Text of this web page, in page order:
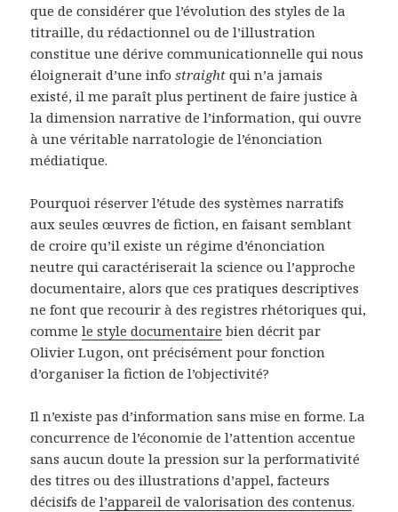
que de considérer que l’évolution des styles de la
titraille, du rédactionnel ou de l’illustration
constitue une dérive communicationnelle qui nous
éloignerait d’une infostraight qui n’a jamais
existé, il me paraît plus pertinent de faire justice à
la dimension narrative de l’information, qui ouvre
à une véritable narratologie de l’énonciation
médiatique.
Pourquoi réserver l’étude des systèmes narratifs
aux seules œuvres de fiction, en faisant semblant
de croire qu’il existe un régime d’énonciation
neutre qui caractériserait la science ou l’approche
documentaire, alors que ces pratiques descriptives
ne font que recourir à des registres rhétoriques qui,
commele style documentaire bien décrit par
Olivier Lugon, ont précisément pour fonction
d’organiser la fiction de l’objectivité?
Il n’existe pas d’information sans mise en forme. La
concurrence de l’économie de l’attention accentue
sans aucun doute la pression sur la performativité
des titres ou des illustrations d’appel, facteurs
décisifs del’appareil de valorisation des contenus.